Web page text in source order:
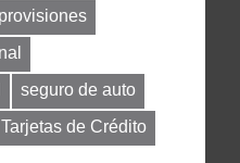
provisiones
seguro de auto
Tarjetas de Crédito